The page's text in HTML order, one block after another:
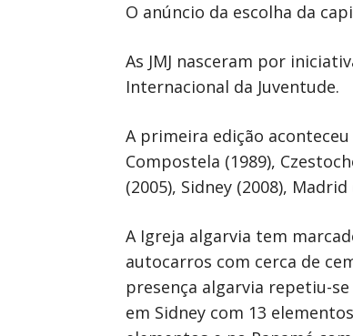
O anúncio da escolha da
As JMJ nasceram por
Internacional da Juventude.
A primeira edição aconteceu
Compostela (1989),
(2005), Sidney (2008),
A Igreja algarvia tem
autocarros com cerca de
presença algarvia repetiu-
em Sidney com 13